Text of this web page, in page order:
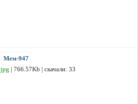
Мем-947
jpg | 766.57Kb | скачали: 33